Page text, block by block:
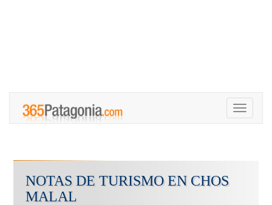
Toggle
NOTAS DE TURISMO EN CHOS
MALAL